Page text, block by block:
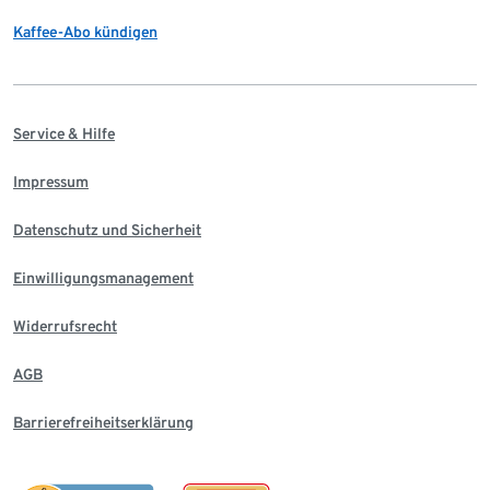
Kaffee-Abo kündigen
Service & Hilfe
Impressum
Datenschutz und Sicherheit
Einwilligungsmanagement
Widerrufsrecht
AGB
Barrierefreiheitserklärung